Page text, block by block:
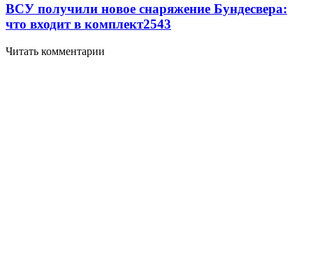
ВСУ получили новое снаряжение Бундесвера:
что входит в комплект2543
Читать комментарии